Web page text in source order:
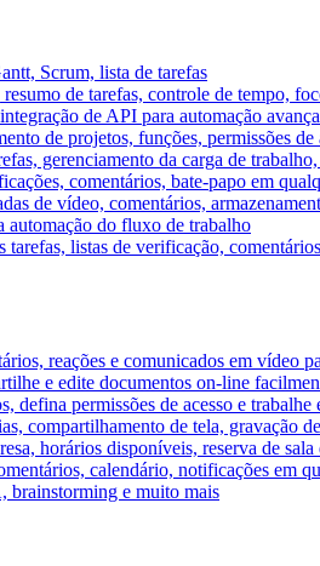
Scrum, lista de tarefas
de tarefas, controle de tempo,
de API para automação
de projetos, funções, permissões de
gerenciamento da carga de
comentários, bate-papo em
de vídeo, comentários,
automação do fluxo de trabalho
tarefas, listas de verificação, comentários
reações e comunicados em vídeo
e edite documentos on-line
defina permissões de acesso e trabalhe
compartilhamento de tela, gravação
horários disponíveis, reserva de
calendário, notificações em
brainstorming e muito mais